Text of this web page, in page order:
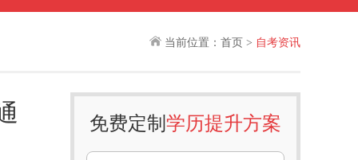
当前位置：首页 > 自考资讯
免费定制 学历提升方案